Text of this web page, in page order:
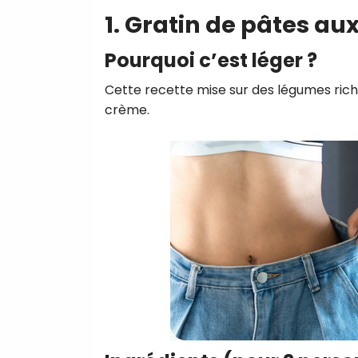
1. Gratin de pâtes
Pourquoi c’est léger ?
Cette recette mise sur des légumes
crème.